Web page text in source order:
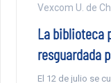
Vexcom U. de
La biblioteca
resguardada
El 12 de julio se